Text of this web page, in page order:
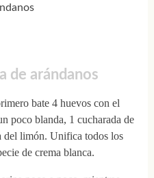
de arándanos
bate 4 huevos con el
poco blanda, 1 cucharada de
del limón. Unifica todos los
de crema blanca.